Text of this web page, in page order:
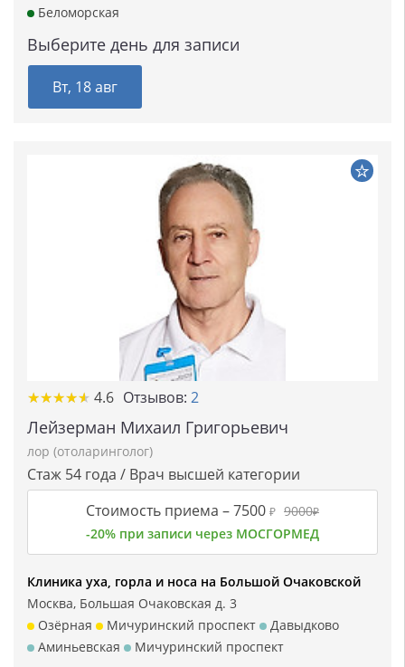
Беломорская
Выберите день для записи
Вт, 18 авг
★★★★★
★★★★★ 4.6 Отзывов: 2
Лейзерман Михаил Григорьевич
лор (отоларинголог)
Стаж 54 года / Врач высшей категории
Стоимость приема –7500 ₽ 9000₽
-20% при записи через МОСГОРМЕД
Клиника уха, горла и носа на Большой Очаковской
Москва, Большая Очаковская д. 3
Озёрная
Мичуринский проспект
Давыдково
Аминьевская
Мичуринский проспект